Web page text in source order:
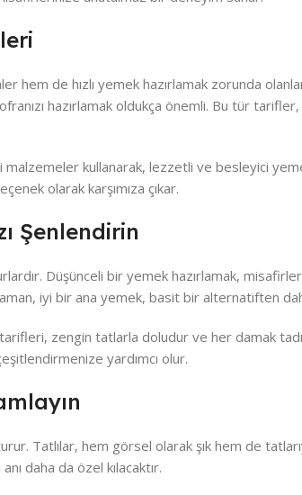
hem de hızlı yemek hazırlamak zorunda
hazırlamak oldukça önemli. Bu tür
kullanarak, lezzetli ve besleyici
olarak karşımıza çıkar.
Şenlendirin
Düşünceli bir yemek hazırlamak,
iyi bir ana yemek, basit bir alternatiften
zengin tatlarla doludur ve her damak
yardımcı olur.
Tatlılar, hem görsel olarak şık hem de
daha da özel kılacaktır.